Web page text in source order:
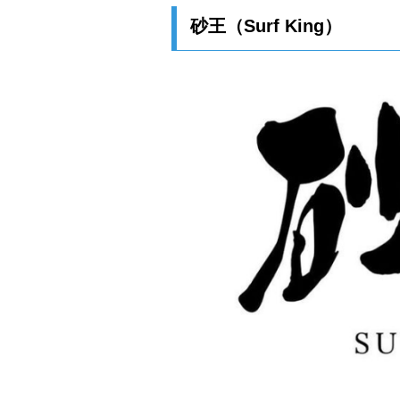
砂王（Surf King）